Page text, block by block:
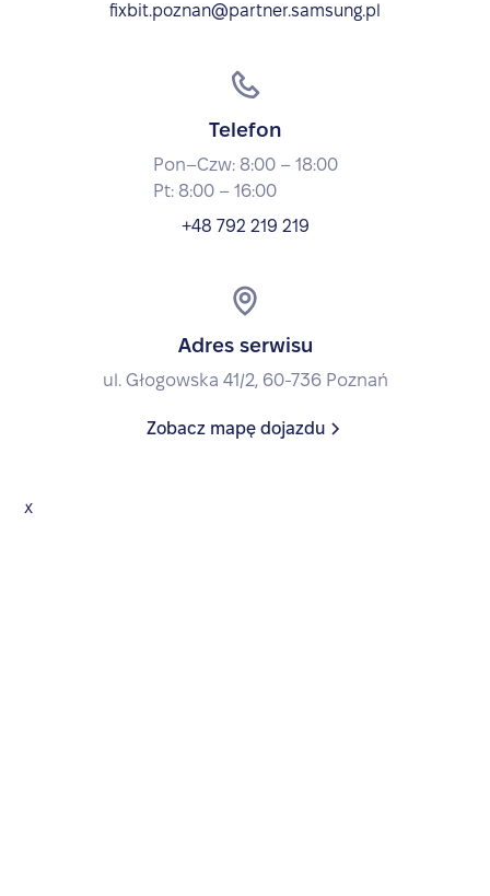
fixbit.poznan@partner.samsung.pl
Telefon
Pon–Czw: 8:00 – 18:00
Pt: 8:00 – 16:00
+48 792 219 219
Adres serwisu
ul. Głogowska 41/2, 60-736 Poznań
Zobacz mapę dojazdu
x